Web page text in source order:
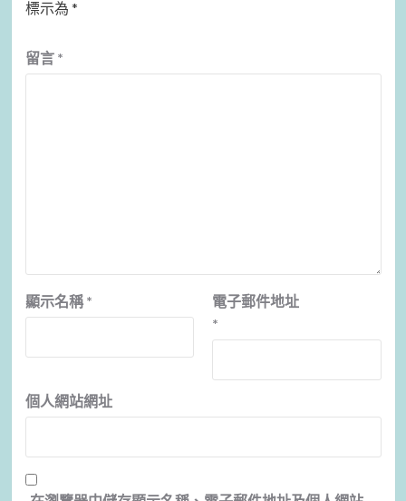
標示為 *
留言 *
顯示名稱 *
電子郵件地址
*
個人網站網址